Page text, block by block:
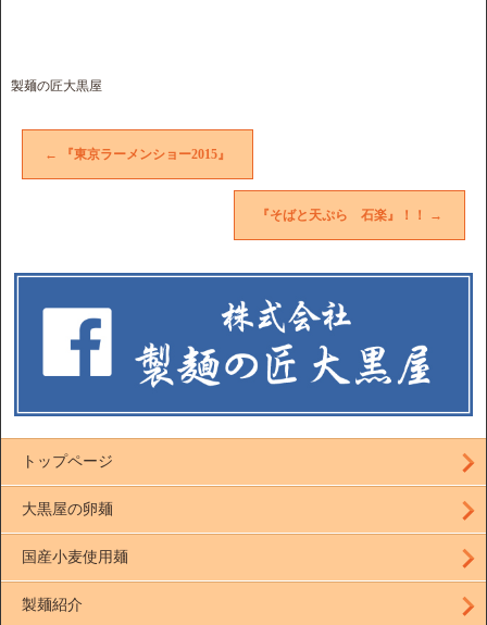
製麺の匠大黒屋
← 『東京ラーメンショー2015』
『そばと天ぷら 石楽』！！ →
トップページ
大黒屋の卵麺
国産小麦使用麺
製麺紹介